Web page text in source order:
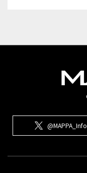
@MAPPA_Info